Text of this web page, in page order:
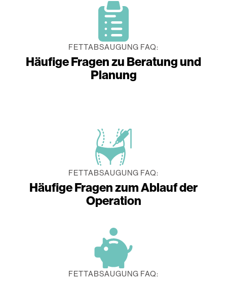
FETTABSAUGUNG FAQ:
Häufige Fragen zu Beratung und
Planung
FETTABSAUGUNG FAQ:
Häufige Fragen zum Ablauf der
Operation
FETTABSAUGUNG FAQ: